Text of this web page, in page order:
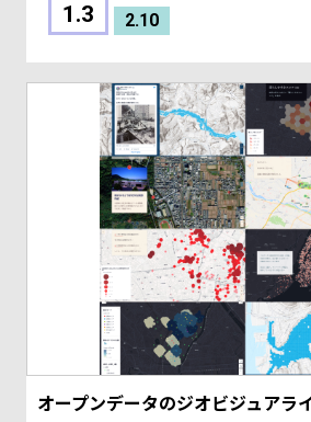
1.3 2.10
オープンデータのジオビジュアラ